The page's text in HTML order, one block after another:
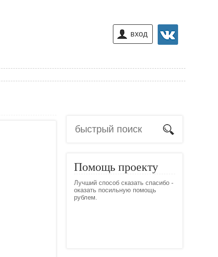
вход
Помощь проекту
Лучший способ сказать спасибо -
оказать посильную помощь
рублем.